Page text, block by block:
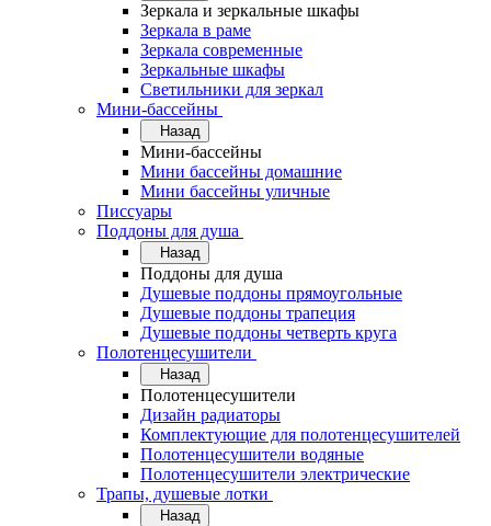
Зеркала и зеркальные шкафы
Зеркала в раме
Зеркала современные
Зеркальные шкафы
Светильники для зеркал
Мини-бассейны
Назад
Мини-бассейны
Мини бассейны домашние
Мини бассейны уличные
Писсуары
Поддоны для душа
Назад
Поддоны для душа
Душевые поддоны прямоугольные
Душевые поддоны трапеция
Душевые поддоны четверть круга
Полотенцесушители
Назад
Полотенцесушители
Дизайн радиаторы
Комплектующие для полотенцесушителей
Полотенцесушители водяные
Полотенцесушители электрические
Трапы, душевые лотки
Назад